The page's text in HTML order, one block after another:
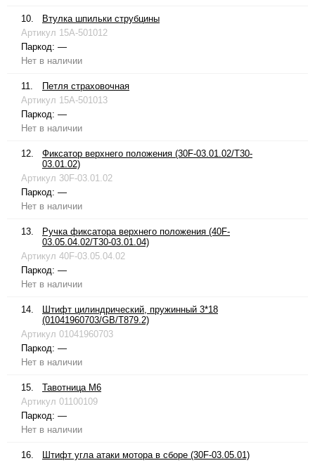
10.
Втулка шпильки струбцины
Артикул 15A-501012
Паркод: —
Нет в наличии
11.
Петля страховочная
Артикул 15A-501013
Паркод: —
Нет в наличии
12.
Фиксатор верхнего положения (30F-03.01.02/T30-
03.01.02)
Артикул 30F-03.01.02
Паркод: —
Нет в наличии
13.
Ручка фиксатора верхнего положения (40F-
03.05.04.02/T30-03.01.04)
Артикул 40F-03.05.04.02
Паркод: —
Нет в наличии
14.
Штифт цилиндрический, пружинный 3*18
(01041960703/GB/T879.2)
Артикул 01041960703
Паркод: —
Нет в наличии
15.
Тавотница М6
Артикул 01100109
Паркод: —
Нет в наличии
16.
Штифт угла атаки мотора в сборе (30F-03.05.01)